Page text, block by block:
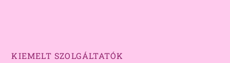
KIEMELT SZOLGÁLTATÓK